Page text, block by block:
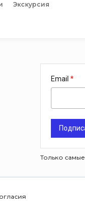
Экскурсия
Email
Только